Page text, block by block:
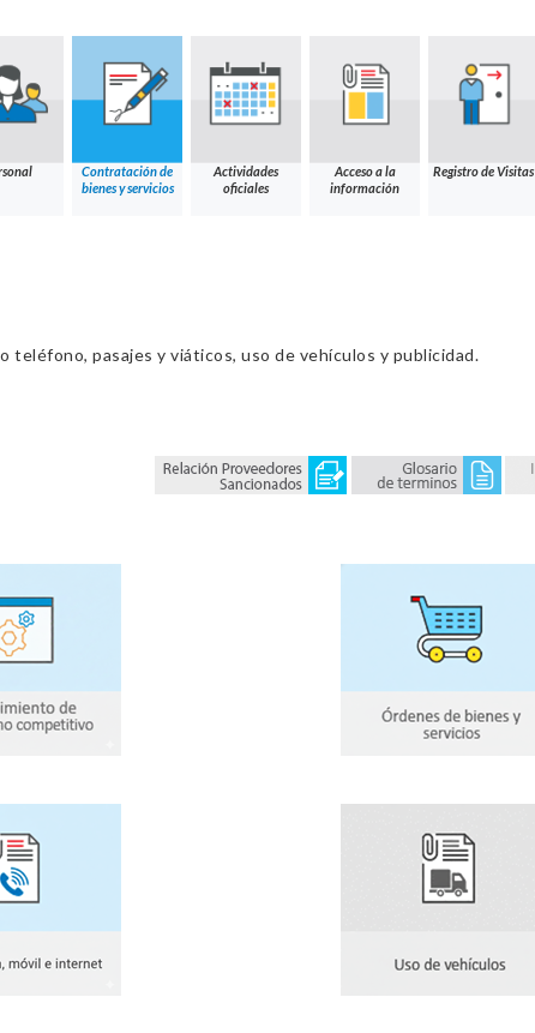
Contratación de
bienes y servicios
Actividades
oficiales
Acceso a la
información
Registro de Visitas
teléfono, pasajes y viáticos, uso de vehículos y publicidad.